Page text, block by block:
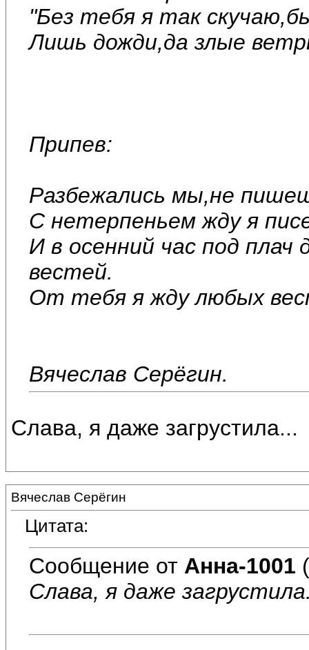
"Без тебя я так
Лишь дожди,да злые
Припев:
Разбежались мы,не
С нетерпеньем жду я
И в осенний час под
вестей.
От тебя я жду любых
Вячеслав Серёгин.
Слава, я даже загрустила...
Вячеслав Серёгин
Цитата:
Сообщение от Анна-1001
Слава, я даже